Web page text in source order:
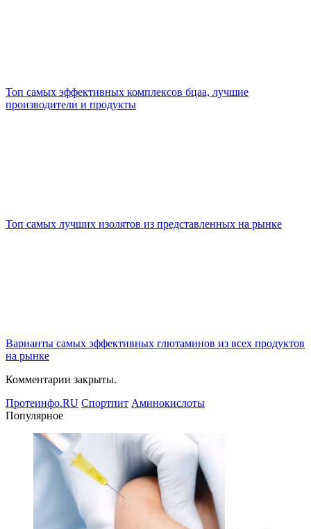
Топ самых эффективных комплексов бцаа, лучшие
производители и продукты
Топ самых лучших изолятов из представленных на рынке
Варианты самых эффективных глютаминов из всех продуктов
на рынке
Комментарии закрыты.
Протеинфо.RU Спортпит Аминокислоты
Популярное